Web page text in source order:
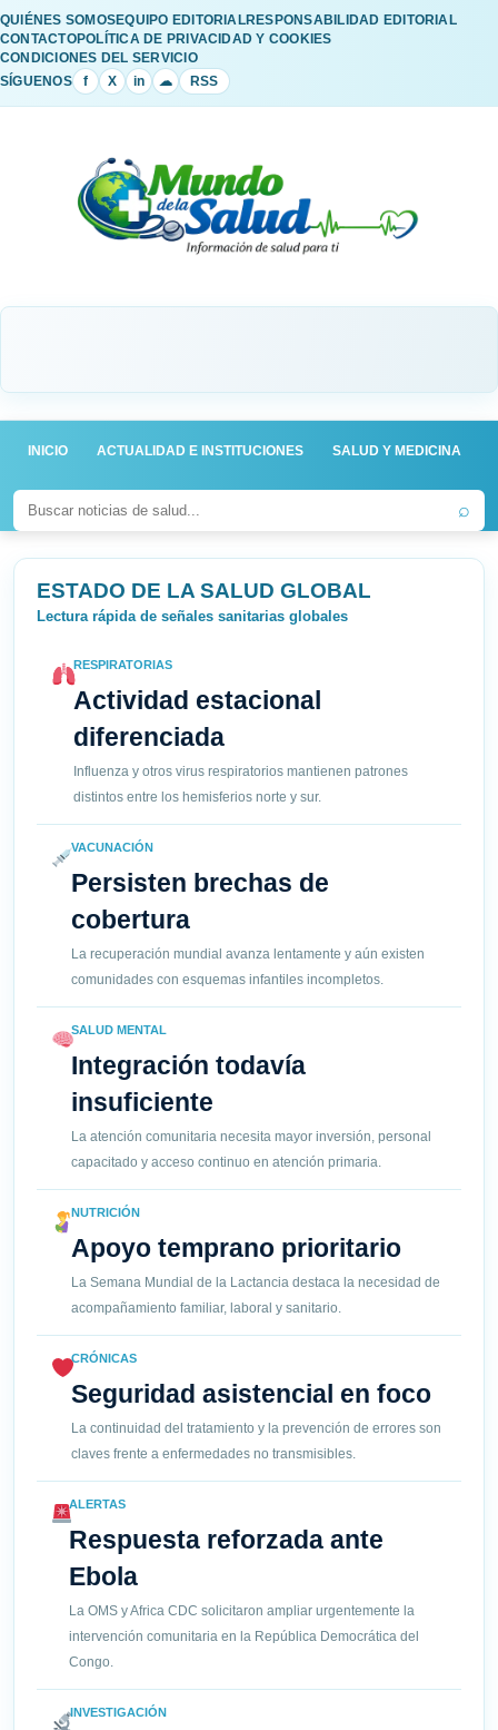
QUIÉNES SOMOSEQUIPO EDITORIALRESPONSABILIDAD EDITORIAL
CONTACTOPOLÍTICA DE PRIVACIDAD Y COOKIES
CONDICIONES DEL SERVICIO
SÍGUENOS
f X in ☁ RSS
INICIO ACTUALIDAD E INSTITUCIONES SALUD Y MEDICINA
⌕
ESTADO DE LA SALUD GLOBAL
Lectura rápida de señales sanitarias globales
RESPIRATORIAS
Actividad estacional
diferenciada
Influenza y otros virus respiratorios mantienen patrones
distintos entre los hemisferios norte y sur.
VACUNACIÓN
Persisten brechas de
cobertura
La recuperación mundial avanza lentamente y aún existen
comunidades con esquemas infantiles incompletos.
SALUD MENTAL
Integración todavía
insuficiente
La atención comunitaria necesita mayor inversión, personal
capacitado y acceso continuo en atención primaria.
NUTRICIÓN
Apoyo temprano prioritario
La Semana Mundial de la Lactancia destaca la necesidad de
acompañamiento familiar, laboral y sanitario.
CRÓNICAS
Seguridad asistencial en foco
La continuidad del tratamiento y la prevención de errores son
claves frente a enfermedades no transmisibles.
ALERTAS
Respuesta reforzada ante
Ebola
La OMS y Africa CDC solicitaron ampliar urgentemente la
intervención comunitaria en la República Democrática del
Congo.
INVESTIGACIÓN